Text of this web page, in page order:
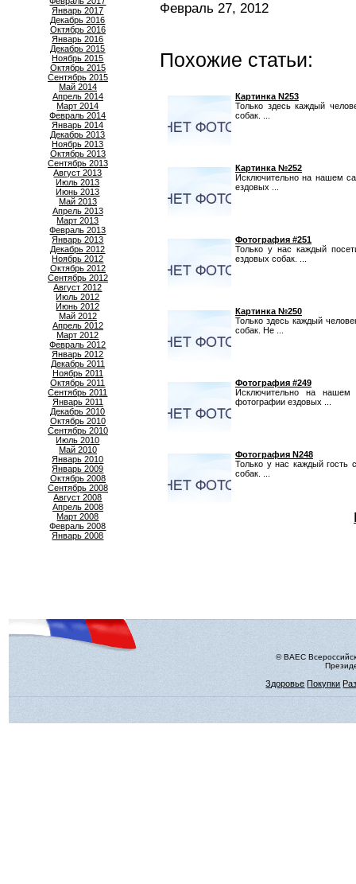
Январь 2017
Декабрь 2016
Октябрь 2016
Январь 2016
Декабрь 2015
Ноябрь 2015
Октябрь 2015
Сентябрь 2015
Май 2014
Апрель 2014
Март 2014
Февраль 2014
Январь 2014
Декабрь 2013
Ноябрь 2013
Октябрь 2013
Сентябрь 2013
Август 2013
Июль 2013
Июнь 2013
Май 2013
Апрель 2013
Март 2013
Февраль 2013
Январь 2013
Декабрь 2012
Ноябрь 2012
Октябрь 2012
Сентябрь 2012
Август 2012
Июль 2012
Июнь 2012
Май 2012
Апрель 2012
Март 2012
Февраль 2012
Январь 2012
Декабрь 2011
Ноябрь 2011
Октябрь 2011
Сентябрь 2011
Январь 2011
Декабрь 2010
Октябрь 2010
Сентябрь 2010
Июль 2010
Май 2010
Январь 2010
Январь 2009
Октябрь 2008
Сентябрь 2008
Август 2008
Апрель 2008
Март 2008
Февраль 2008
Январь 2008
Февраль 27, 2012
Похожие статьи:
Картинка N253
Только здесь каждый
собак. ...
Картинка №252
Исключительно на нашем
ездовых ...
Фотография #251
Только у нас каждый
ездовых собак. ...
Картинка №250
Только здесь каждый
собак. Не ...
Фотография #249
Исключительно на нашем
фотографии ездовых ...
Фотография N248
Только у нас каждый гость
собак. ...
© ВАЕС
Здоровье Покупки